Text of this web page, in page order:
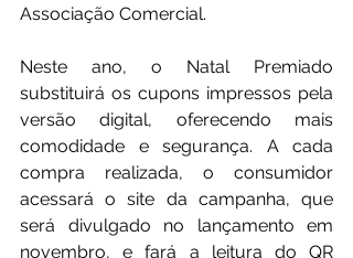
Associação Comercial.
Neste ano, o Natal Premiado
substituirá os cupons impressos pela
versão digital, oferecendo mais
comodidade e segurança. A cada
compra realizada, o consumidor
acessará o site da campanha, que
será divulgado no lançamento em
novembro, e fará a leitura do QR